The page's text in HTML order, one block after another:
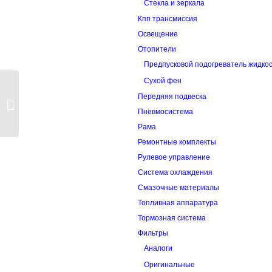
Стекла и зеркала
Кпп трансмиссия
Освещение
Отопители
Предпусковой подогреватель
Сухой фен
Передняя подвеска
Пневмосистема
Рама
Ремонтные комплекты
Рулевое управление
Система охлаждения
Смазочные материалы
Топливная аппаратура
Тормозная система
Фильтры
Аналоги
Оригинальные